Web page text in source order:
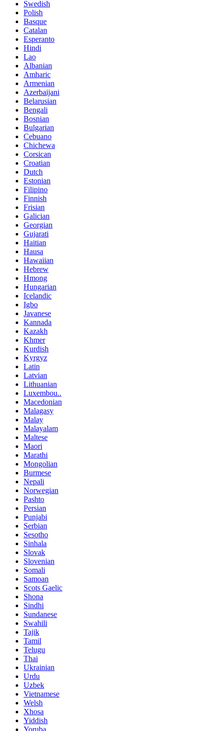
Swedish
Polish
Basque
Catalan
Esperanto
Hindi
Lao
Albanian
Amharic
Armenian
Azerbaijani
Belarusian
Bengali
Bosnian
Bulgarian
Cebuano
Chichewa
Corsican
Croatian
Dutch
Estonian
Filipino
Finnish
Frisian
Galician
Georgian
Gujarati
Haitian
Hausa
Hawaiian
Hebrew
Hmong
Hungarian
Icelandic
Igbo
Javanese
Kannada
Kazakh
Khmer
Kurdish
Kyrgyz
Latin
Latvian
Lithuanian
Luxembou..
Macedonian
Malagasy
Malay
Malayalam
Maltese
Maori
Marathi
Mongolian
Burmese
Nepali
Norwegian
Pashto
Persian
Punjabi
Serbian
Sesotho
Sinhala
Slovak
Slovenian
Somali
Samoan
Scots Gaelic
Shona
Sindhi
Sundanese
Swahili
Tajik
Tamil
Telugu
Thai
Ukrainian
Urdu
Uzbek
Vietnamese
Welsh
Xhosa
Yiddish
Yoruba